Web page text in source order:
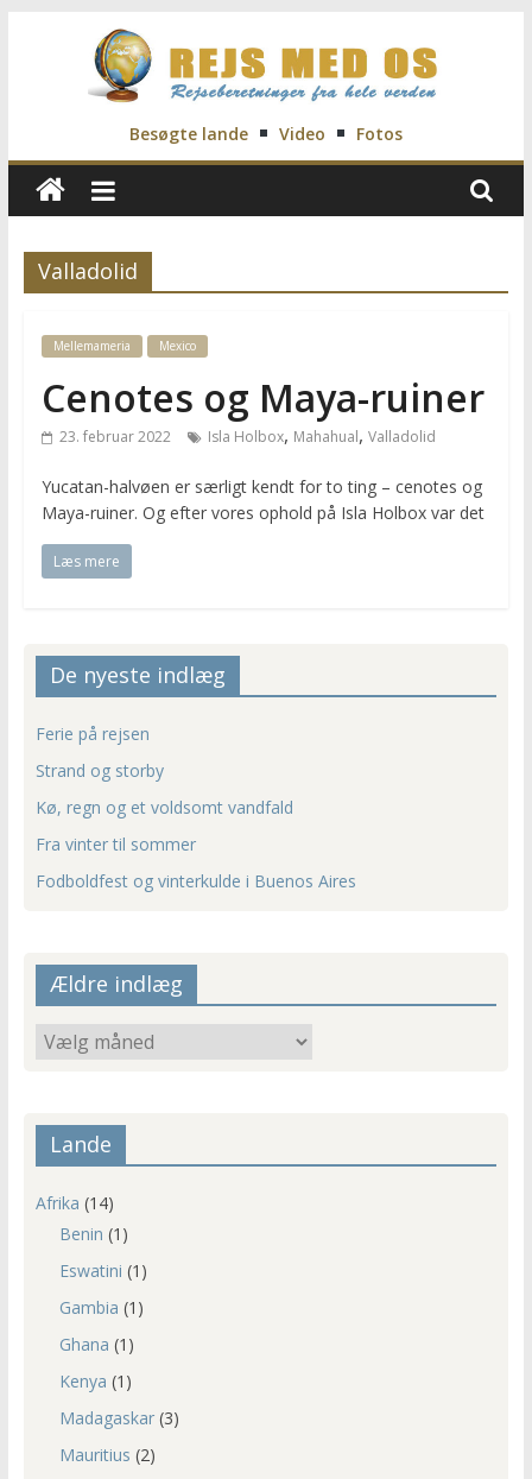
Rejs
Med
Os
for
Vilde,
Frida,
Marianne
Morten
Besøgte lande Video Fotos
Valladolid
Mellemameria Mexico
Cenotes og Maya-ruiner
23. februar 2022 Isla Holbox, Mahahual, Valladolid
Yucatan-halvøen er særligt kendt for to ting – cenotes og
Maya-ruiner. Og efter vores ophold på Isla Holbox var det
Læs mere
De nyeste indlæg
Ferie på rejsen
Strand og storby
Kø, regn og et voldsomt vandfald
Fra vinter til sommer
Fodboldfest og vinterkulde i Buenos Aires
Ældre indlæg
Ældre
Lande
Afrika (14)
Benin (1)
Eswatini (1)
Gambia (1)
Ghana (1)
Kenya (1)
Madagaskar(3)
Mauritius (2)